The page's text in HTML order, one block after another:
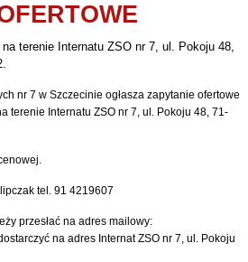
na terenie Internatu ZSO nr 7, ul. Pokoju 48,
nr 7 w Szczecinie ogłasza zapytanie ofertowe
terenie Internatu ZSO nr 7, ul. Pokoju 48, 71-
tel. 91 4219607
przesłać na adres mailowy:
na adres Internat ZSO nr 7, ul. Pokoju